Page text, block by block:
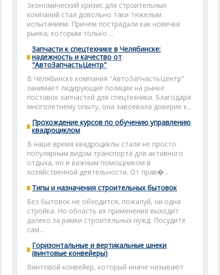
Экономический кризис для строительных
компаний стал довольно таки тяжелым
испытанием. Причем пострадали как новички
рынка, которым только ...
Запчасти к спецтехнике в Челябинске:
надежность и качество от
"АвтоЗапчастьЦентр"
В Челябинске компания "АвтоЗапчастьЦентр"
занимает лидирующие позиции на рынке
поставок запчастей для спецтехники. Благодаря
многолетнему опыту, она завоевала доверие к...
Прохождение курсов по обучению управлению
квадроциклом
В наше время квадроциклы стали не просто
популярным видом транспорта для активного
отдыха, но и важным помощником в
хозяйственной деятельности. От прав�...
Типы и назначения строительных бытовок
Без бытовок не обходится, пожалуй, ни одна
стройка. Но область их применения выходит
далеко за рамки строительных нужд. Посудите
сам...
Горизонтальные и вертикальные шнеки
(винтовые конвейеры)
Винтовой конвейер, который иначе называют